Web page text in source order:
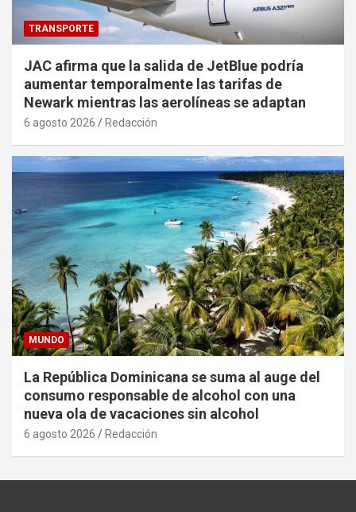
TRANSPORTE
JAC afirma que la salida de JetBlue podría
aumentar temporalmente las tarifas de
Newark mientras las aerolíneas se adaptan
6 agosto 2026 Redacción
MUNDO
La República Dominicana se suma al auge del
consumo responsable de alcohol con una
nueva ola de vacaciones sin alcohol
6 agosto 2026 Redacción